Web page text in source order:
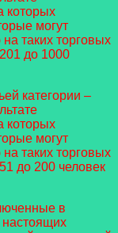
которых
могут
таких торговых
до 1000
категории –
которых
могут
таких торговых
до 200 человек
в
настоящих